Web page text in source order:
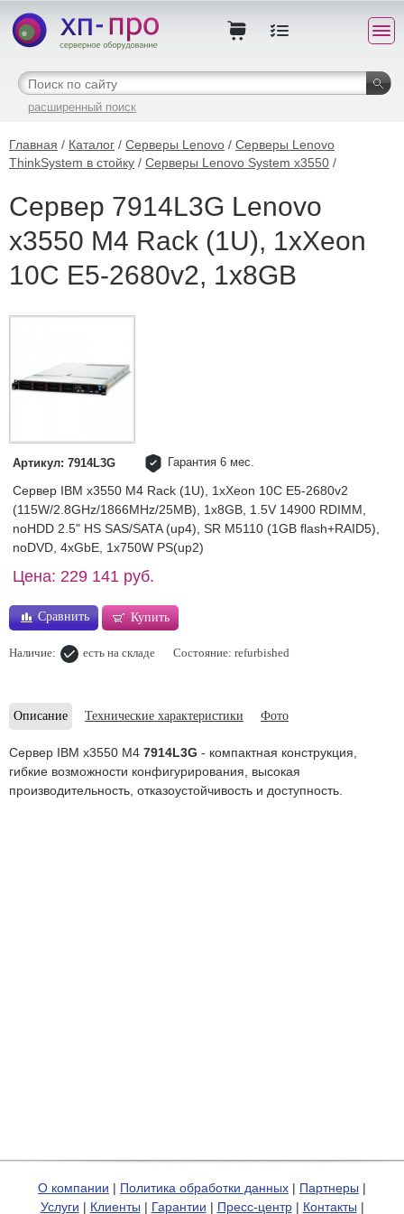
расширенный поиск
Главная / Каталог / Серверы Lenovo / Серверы Lenovo
ThinkSystem в стойку / Серверы Lenovo System x3550 /
Сервер 7914L3G Lenovo
x3550 M4 Rack (1U), 1xXeon
10C E5-2680v2, 1x8GB
Артикул: 7914L3G Гарантия 6 мес.
Сервер IBM x3550 M4 Rack (1U), 1xXeon 10C E5-2680v2
(115W/2.8GHz/1866MHz/25MB), 1x8GB, 1.5V 14900 RDIMM,
noHDD 2.5" HS SAS/SATA (up4), SR M5110 (1GB flash+RAID5),
noDVD, 4xGbE, 1x750W PS(up2)
Цена: 229 141 руб.
Сравнить Купить
Наличие: есть на складе Состояние: refurbished
Описание Технические характеристики Фото
Сервер IBM x3550 M4 7914L3G - компактная конструкция,
гибкие возможности конфигурирования, высокая
производительность, отказоустойчивость и доступность.
О компании | Политика обработки данных | Партнеры |
Услуги | Клиенты | Гарантии | Пресс-центр| Контакты |